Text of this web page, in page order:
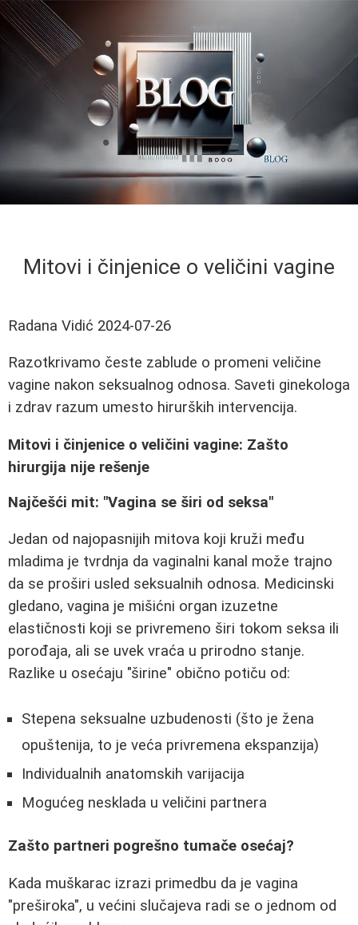
Mitovi i činjenice o veličini vagine
Radana Vidić 2024-07-26
Razotkrivamo česte zablude o promeni veličine
vagine nakon seksualnog odnosa. Saveti ginekologa
i zdrav razum umesto hirurških intervencija.
Mitovi i činjenice o veličini vagine: Zašto
hirurgija nije rešenje
Najčešći mit: "Vagina se širi od seksa"
Jedan od najopasnijih mitova koji kruži među
mladima je tvrdnja da vaginalni kanal može trajno
da se proširi usled seksualnih odnosa. Medicinski
gledano, vagina je mišićni organ izuzetne
elastičnosti koji se privremeno širi tokom seksa ili
porođaja, ali se uvek vraća u prirodno stanje.
Razlike u osećaju "širine" obično potiču od:
Stepena seksualne uzbudenosti (što je žena
opuštenija, to je veća privremena ekspanzija)
Individualnih anatomskih varijacija
Mogućeg nesklada u veličini partnera
Zašto partneri pogrešno tumače osećaj?
Kada muškarac izrazi primedbu da je vagina
"preširoka", u većini slučajeva radi se o jednom od